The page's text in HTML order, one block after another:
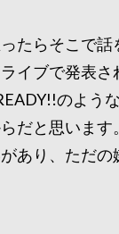
たらそこで
イブで発表さ
のよう
だと思いま
あり、ただの